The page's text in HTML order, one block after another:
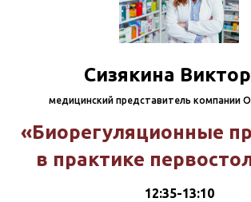
Сизякина
медицинский представитель компании
«Биорегуляционные
в практике
12:35-13:10